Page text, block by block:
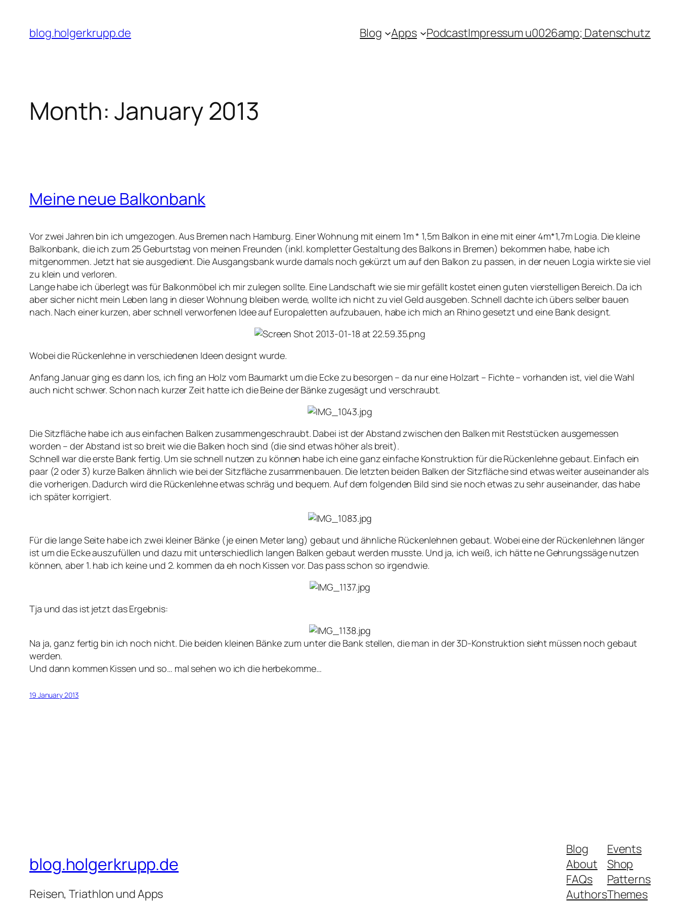
content
blog.holgerkrupp.de Blog Apps PodcastImpressum u0026amp; Datenschutz
Month:January 2013
Meine neue Balkonbank
Vor zwei Jahren bin ich umgezogen. Aus Bremen nach Hamburg. Einer Wohnung mit einem 1m * 1,5m Balkon in eine mit einer 4m*1,7m Logia. Die kleine
Balkonbank, die ich zum 25 Geburtstag von meinen Freunden (inkl. kompletter Gestaltung des Balkons in Bremen) bekommen habe, habe ich
mitgenommen. Jetzt hat sie ausgedient. Die Ausgangsbank wurde damals noch gekürzt um auf den Balkon zu passen, in der neuen Logia wirkte sie viel
zu klein und verloren.
Lange habe ich überlegt was für Balkonmöbel ich mir zulegen sollte. Eine Landschaft wie sie mir gefällt kostet einen guten vierstelligen Bereich. Da ich
aber sicher nicht mein Leben lang in dieser Wohnung bleiben werde, wollte ich nicht zu viel Geld ausgeben. Schnell dachte ich übers selber bauen
nach. Nach einer kurzen, aber schnell verworfenen Idee auf Europaletten aufzubauen, habe ich mich an Rhino gesetzt und eine Bank designt.
Wobei die Rückenlehne in verschiedenen Ideen designt wurde.
Anfang Januar ging es dann los, ich fing an Holz vom Baumarkt um die Ecke zu besorgen – da nur eine Holzart – Fichte – vorhanden ist, viel die Wahl
auch nicht schwer. Schon nach kurzer Zeit hatte ich die Beine der Bänke zugesägt und verschraubt.
Die Sitzfläche habe ich aus einfachen Balken zusammengeschraubt. Dabei ist der Abstand zwischen den Balken mit Reststücken ausgemessen
worden – der Abstand ist so breit wie die Balken hoch sind (die sind etwas höher als breit).
Schnell war die erste Bank fertig. Um sie schnell nutzen zu können habe ich eine ganz einfache Konstruktion für die Rückenlehne gebaut. Einfach ein
paar (2 oder 3) kurze Balken ähnlich wie bei der Sitzfläche zusammenbauen. Die letzten beiden Balken der Sitzfläche sind etwas weiter auseinander als
die vorherigen. Dadurch wird die Rückenlehne etwas schräg und bequem. Auf dem folgenden Bild sind sie noch etwas zu sehr auseinander, das habe
ich später korrigiert.
Für die lange Seite habe ich zwei kleiner Bänke (je einen Meter lang) gebaut und ähnliche Rückenlehnen gebaut. Wobei eine der Rückenlehnen länger
ist um die Ecke auszufüllen und dazu mit unterschiedlich langen Balken gebaut werden musste. Und ja, ich weiß, ich hätte ne Gehrungssäge nutzen
können, aber 1. hab ich keine und 2. kommen da eh noch Kissen vor. Das pass schon so irgendwie.
Tja und das ist jetzt das Ergebnis:
Na ja, ganz fertig bin ich noch nicht. Die beiden kleinen Bänke zum unter die Bank stellen, die man in der 3D-Konstruktion sieht müssen noch gebaut
werden.
Und dann kommen Kissen und so… mal sehen wo ich die herbekomme…
19 January 2013
blog.holgerkrupp.de
Reisen, Triathlon und Apps
Blog
About
FAQs
Authors
Events
Shop
Patterns
Themes